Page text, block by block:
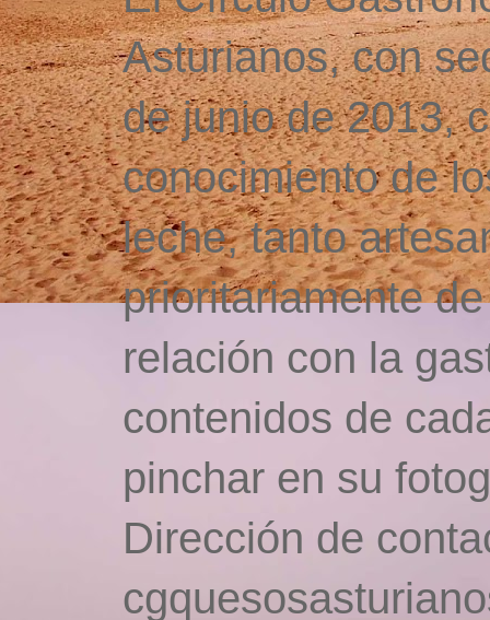
Asturianos, con
de junio de 2013,
conocimiento de
leche, tanto
prioritariamente
relación con la
contenidos de
pinchar en su
Dirección de